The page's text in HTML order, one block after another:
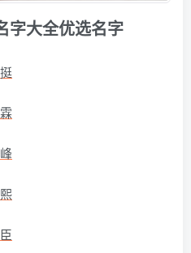
字大全优选名字